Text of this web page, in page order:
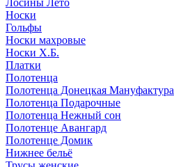
Лосины Лето
Носки
Гольфы
Носки махровые
Носки Х.Б.
Платки
Полотенца
Полотенца Донецкая Мануфактура
Полотенца Подарочные
Полотенца Нежный сон
Полотенце Авангард
Полотенце Домик
Нижнее бельё